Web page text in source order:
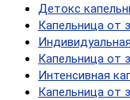
Детокс
Капельница от
Капельница от
Интенсивная
Капельница от